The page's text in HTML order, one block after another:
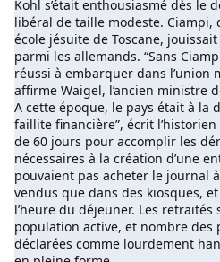
Kohl s’était enthousiasmé dès le
libéral de taille modeste.
école jésuite de Toscane,
parmi les allemands. “Sans
réussi à embarquer dans l’union
affirme Waigel, l’ancien ministre
A cette époque, le pays était à la
faillite financière”, écrit
de 60 jours pour accomplir les
nécessaires à la création d’une
pouvaient pas acheter le journal
vendus que dans des kiosques,
l’heure du déjeuner. Les
population active, et nombre des
déclarées comme lourdement